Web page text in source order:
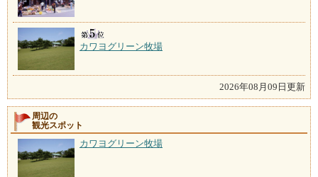
カワヨグリーン牧場
2026年08月09日更新
周辺の
観光スポット
カワヨグリーン牧場